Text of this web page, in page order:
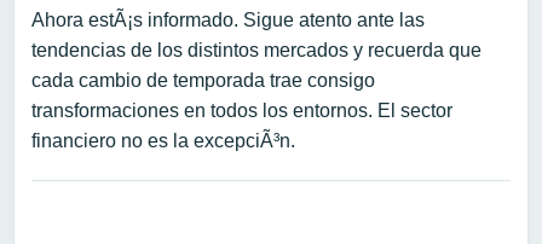
Ahora estÃ¡s informado. Sigue atento ante las
tendencias de los distintos mercados y recuerda que
cada cambio de temporada trae consigo
transformaciones en todos los entornos. El sector
financiero no es la excepciÃ³n.